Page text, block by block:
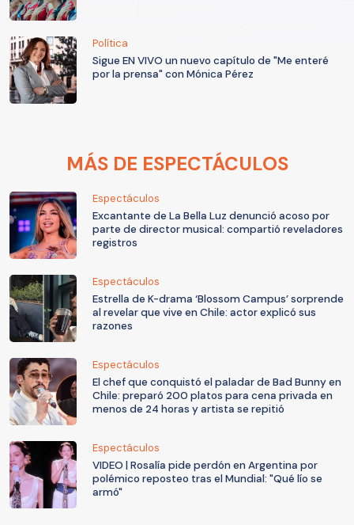
Política
Sigue EN VIVO un nuevo capítulo de "Me enteré
por la prensa" con Mónica Pérez
MÁS DE ESPECTÁCULOS
Espectáculos
Excantante de La Bella Luz denunció acoso por
parte de director musical: compartió reveladores
registros
Espectáculos
Estrella de K-drama ‘Blossom Campus’ sorprende
al revelar que vive en Chile: actor explicó sus
razones
Espectáculos
El chef que conquistó el paladar de Bad Bunny en
Chile: preparó 200 platos para cena privada en
menos de 24 horas y artista se repitió
Espectáculos
VIDEO | Rosalía pide perdón en Argentina por
polémico reposteo tras el Mundial: "Qué lío se
armó"